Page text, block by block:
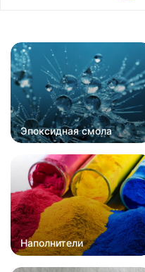
Эпоксидная смола
Наполнители